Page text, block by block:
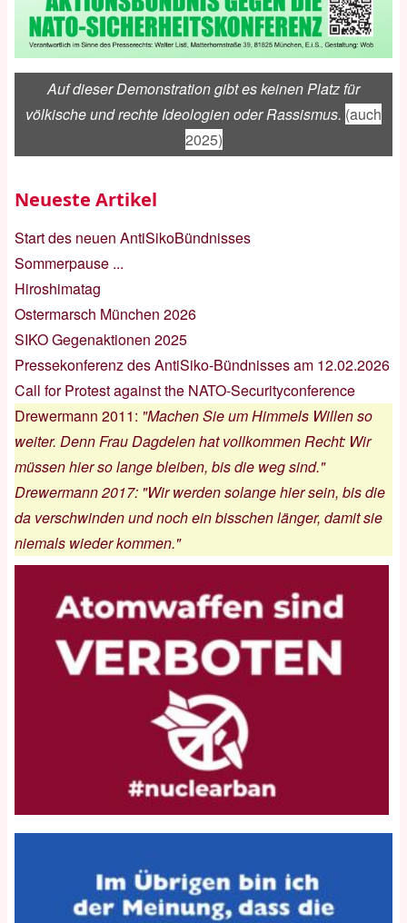
Auf dieser Demonstration gibt es keinen Platz für
völkische und rechte Ideologien oder Rassismus. (auch
2025)
Neueste Artikel
Start des neuen AntiSikoBündnisses
Sommerpause ...
Hiroshimatag
Ostermarsch München 2026
SIKO Gegenaktionen 2025
Pressekonferenz des AntiSiko-Bündnisses am 12.02.2026
Call for Protest against the NATO-Securityconference
Drewermann 2011: "Machen Sie um Himmels Willen so
weiter. Denn Frau Dagdelen hat vollkommen Recht: Wir
müssen hier so lange bleiben, bis die weg sind."
Drewermann 2017: "Wir werden solange hier sein, bis die
da verschwinden und noch ein bisschen länger, damit sie
niemals wieder kommen."